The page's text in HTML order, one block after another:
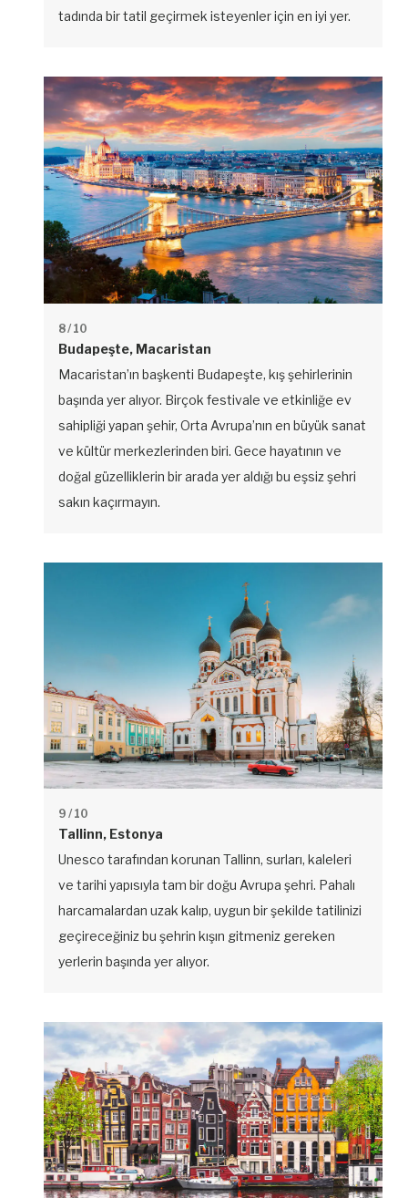
tadında bir tatil geçirmek isteyenler için en iyi yer.
8/ 10
Budapeşte, Macaristan
Macaristan’ın başkenti Budapeşte, kış şehirlerinin
başında yer alıyor. Birçok festivale ve etkinliğe ev
sahipliği yapan şehir, Orta Avrupa’nın en büyük sanat
ve kültür merkezlerinden biri. Gece hayatının ve
doğal güzelliklerin bir arada yer aldığı bu eşsiz şehri
sakın kaçırmayın.
9 / 10
Tallinn, Estonya
Unesco tarafından korunan Tallinn, surları, kaleleri
ve tarihi yapısıyla tam bir doğu Avrupa şehri. Pahalı
harcamalardan uzak kalıp, uygun bir şekilde tatilinizi
geçireceğiniz bu şehrin kışın gitmeniz gereken
yerlerin başında yer alıyor.